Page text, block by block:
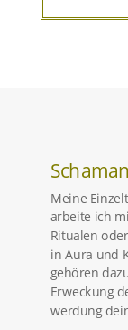
Meine
arbeite ich
Ritualen
in Aura und
gehören
Erweckung
wer­dung